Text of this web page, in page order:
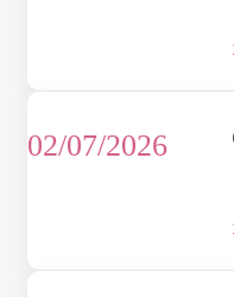
02/07/2026